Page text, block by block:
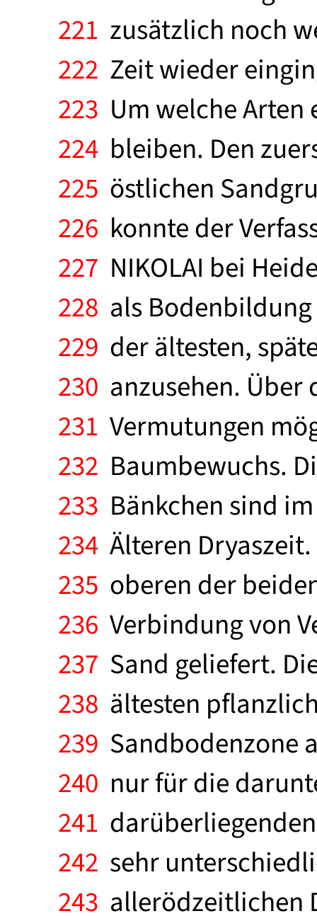
221 zusätzlich noch
222 Zeit wieder
223 Um welche
224 bleiben. Den
225 östlichen
226 konnte der
227 NIKOLAI bei
228 als
229 der ältesten,
230 anzusehen. Über
231 Vermutungen
232 Baumbewuchs.
233 Bänkchen sind
234 Älteren
235 oberen der
236 Verbindung von
237 Sand geliefert.
238 ältesten
239 Sandbodenzone
240 nur für die
241
242 sehr
243 allerödzeitlichen